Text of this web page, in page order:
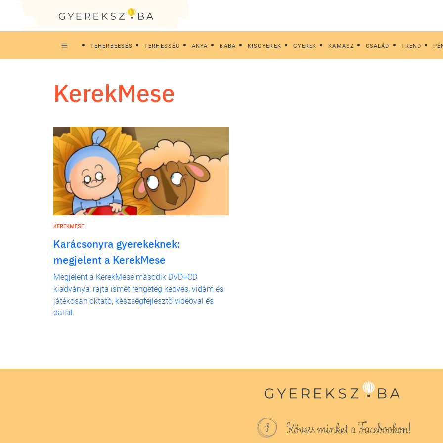
TEHERBEESÉS TERHESSÉG ANYA BABA KISGYEREK GYEREK KAMASZ CSALÁD TREND
KerekMese
KEREKMESE
Karácsonyra gyerekeknek:
megjelent a KerekMese
Megjelent a KerekMese második DVD+CD
kiadványa, rajta ismét rengeteg kedves, vidám és
játékosan oktató, készségfejlesztő videóval és
dallal.
Kövess minket a Facebookon!